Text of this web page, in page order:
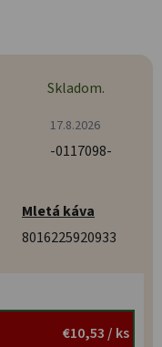
Skladom.
17.8.2026
-0117098-
Mletá káva
8016225920933
€10,53 / ks